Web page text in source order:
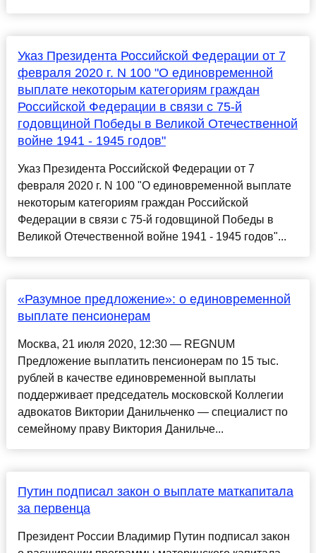
Указ Президента Российской Федерации от 7
февраля 2020 г. N 100 "О единовременной
выплате некоторым категориям граждан
Российской Федерации в связи с 75-й
годовщиной Победы в Великой Отечественной
войне 1941 - 1945 годов"
Указ Президента Российской Федерации от 7
февраля 2020 г. N 100 "О единовременной выплате
некоторым категориям граждан Российской
Федерации в связи с 75-й годовщиной Победы в
Великой Отечественной войне 1941 - 1945 годов"...
«Разумное предложение»: о единовременной
выплате пенсионерам
Москва, 21 июля 2020, 12:30 — REGNUM
Предложение выплатить пенсионерам по 15 тыс.
рублей в качестве единовременной выплаты
поддерживает председатель московской Коллегии
адвокатов Виктории Данильченко — специалист по
семейному праву Виктория Данильче...
Путин подписал закон о выплате маткапитала
за первенца
Президент России Владимир Путин подписал закон